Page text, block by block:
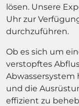
lösen. Unsere
Uhr zur
durchzuführen.
Ob es sich um
verstopftes
Abwassersystem
und die
effizient zu